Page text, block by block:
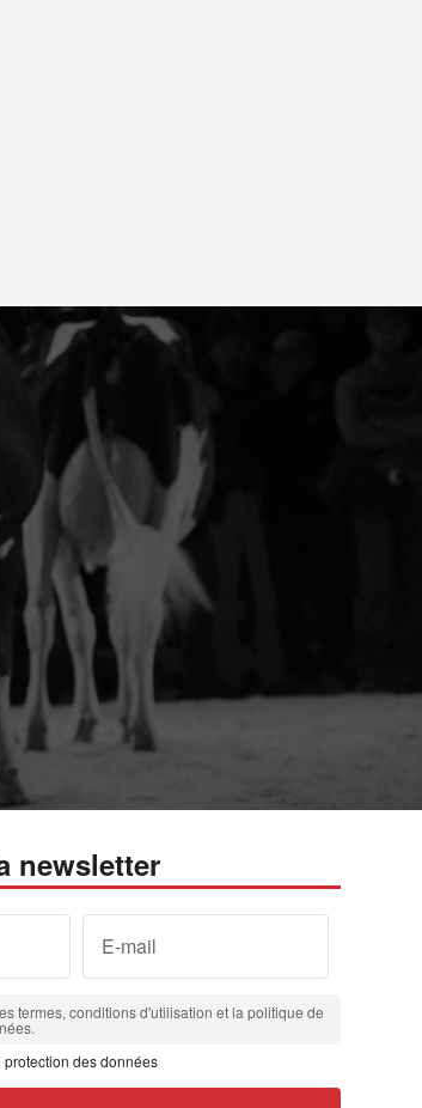
newsletter
E-mail
termes, conditions d'utilisation et la politique de
protection des données